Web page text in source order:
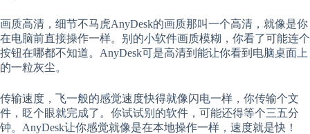
画质高清，细节不马虎AnyDesk的画质那叫一个高清，就像是你
在电脑前直接操作一样。别的小软件画质模糊，你看了可能连个
按钮在哪都不知道。AnyDesk可是高清到能让你看到电脑桌面上
的一粒灰尘。
传输速度，飞一般的感觉速度快得就像闪电一样，你传输个文
件，眨个眼就完成了。你试试别的软件，可能还得等个三五分
钟。AnyDesk让你感觉就像是在本地操作一样，速度就是快！